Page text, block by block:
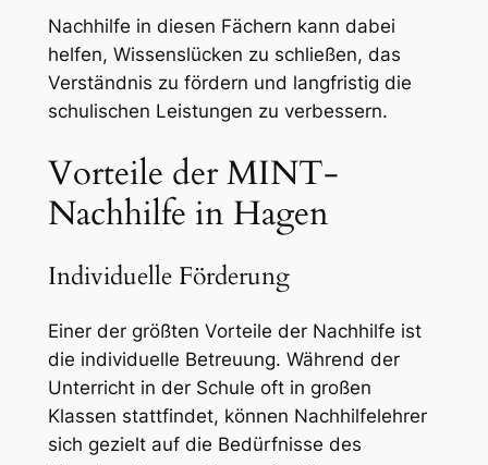
Nachhilfe in diesen Fächern kann dabei
helfen, Wissenslücken zu schließen, das
Verständnis zu fördern und langfristig die
schulischen Leistungen zu verbessern.
Vorteile der MINT-
Nachhilfe in Hagen
Individuelle Förderung
Einer der größten Vorteile der Nachhilfe ist
die individuelle Betreuung. Während der
Unterricht in der Schule oft in großen
Klassen stattfindet, können Nachhilfelehrer
sich gezielt auf die Bedürfnisse des